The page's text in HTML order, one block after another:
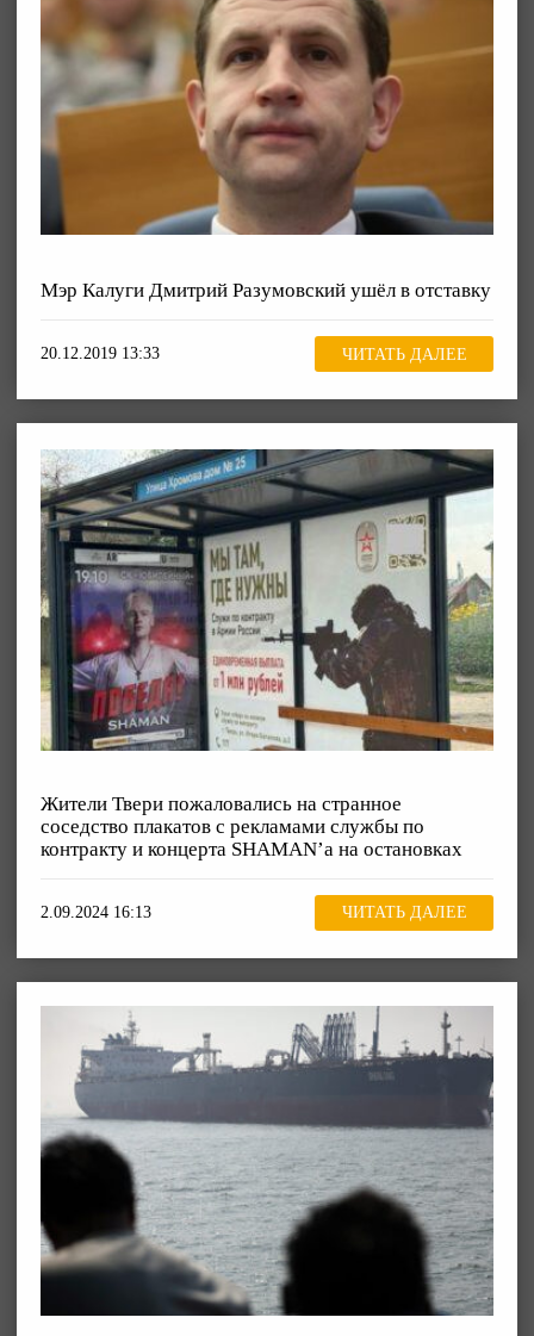
Мэр Калуги Дмитрий Разумовский ушёл в отставку
20.12.2019 13:33 ЧИТАТЬ ДАЛЕЕ
Жители Твери пожаловались на странное
соседство плакатов с рекламами службы по
контракту и концерта SHAMAN’а на остановках
2.09.2024 16:13 ЧИТАТЬ ДАЛЕЕ